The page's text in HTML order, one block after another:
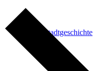
Stadtgeschichte